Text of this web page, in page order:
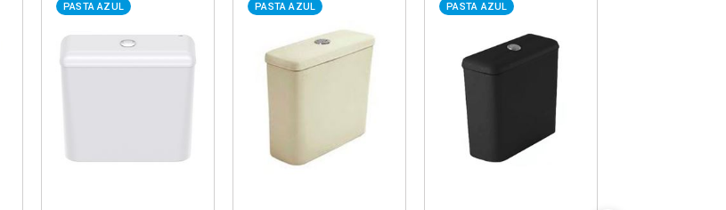
PASTA AZUL PASTA AZUL PASTA AZUL